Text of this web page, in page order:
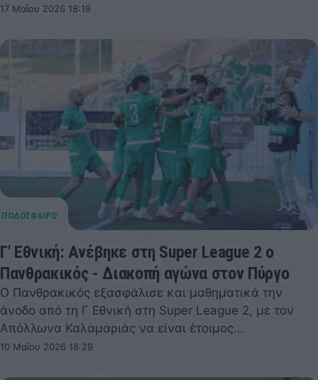
17 Μαΐου 2026 18:19
Γ' Εθνική: Ανέβηκε στη Super League 2 ο
Πανθρακικός - Διακοπή αγώνα στον Πύργο
Ο Πανθρακικός εξασφάλισε και μαθηματικά την
άνοδο από τη Γ Εθνική στη Super League 2, με τον
Απόλλωνα Καλαμαριάς να είναι έτοιμος…
10 Μαΐου 2026 18:29